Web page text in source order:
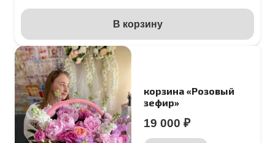
В корзину
корзина «Розовый
зефир»
19 000 ₽